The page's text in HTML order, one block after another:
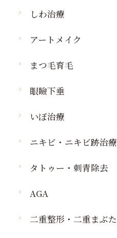
しわ治療
アートメイク
まつ毛育毛
眼瞼下垂
いぼ治療
ニキビ・ニキビ跡治療
タトゥー・刺青除去
AGA
二重整形・二重まぶた